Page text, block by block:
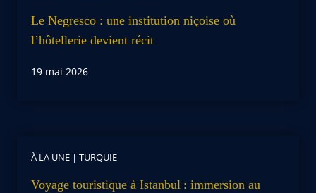
Le Negresco : une institution niçoise où
l’hôtellerie devient récit
19 mai 2026
À LA UNE | TURQUIE
Voyage touristique à Istanbul : immersion au